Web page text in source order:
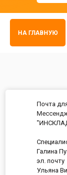
НА ГЛАВНУЮ
Почта
Галина
эл. почту
Ульяна